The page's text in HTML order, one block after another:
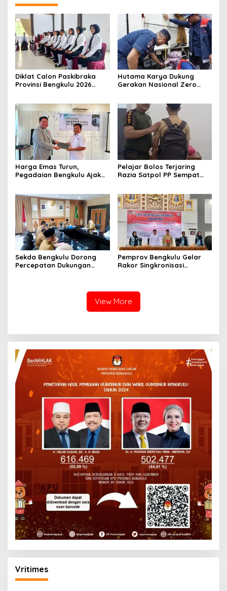
Diklat Calon Paskibraka
Provinsi Bengkulu 2026
Hutama Karya Dukung
Gerakan Nasional Zero
(SETUJU)
Harga Emas Turun,
Pegadaian Bengkulu Ajak
Pelajar Bolos Terjaring
Razia Satpol PP Sempat
Sekda Bengkulu Dorong
Percepatan Dukungan
Pemprov Bengkulu Gelar
Rakor Singkronisasi
View More
Vritimes